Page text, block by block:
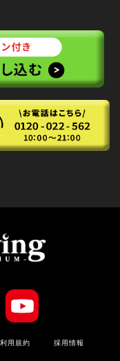
利⽤規約 採用情報